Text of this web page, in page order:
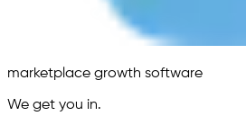
marketplace growth software
We get you in.